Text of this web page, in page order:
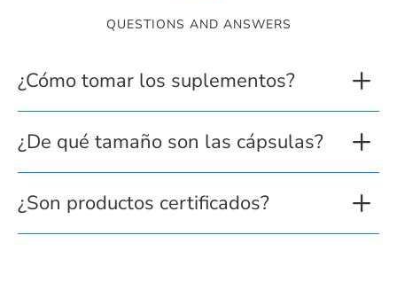
QUESTIONS AND ANSWERS
¿Cómo tomar los suplementos?
¿De qué tamaño son las cápsulas?
¿Son productos certificados?